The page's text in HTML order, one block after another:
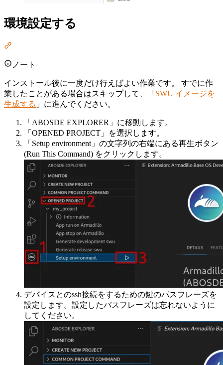
環境設定する
ノート
インストール後に一度だけ行えばよい作業です。 すでに作
業したことがある場合はスキップして、「 SWU イメージを
生成する 」に進んでください。
「ABOSDE EXPLORER」に移動します。
「OPENED PROJECT」を選択します。
「Setup environment」の文字列の右端にある再生ボタン
(Run This Command) をクリックします。
デバイスとのssh接続をするための鍵のパスフレーズを
設定します。設定したパスフレーズは忘れないように
してください。